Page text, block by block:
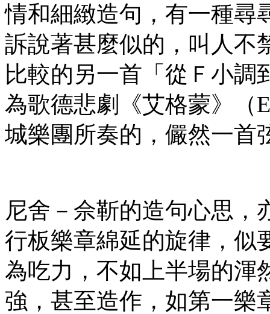
情和細緻造句，有一種尋
訴說著甚麼似的，叫人不
比較的另一首「從Ｆ小調
為歌德悲劇《艾格蒙》
城樂團所奏的，儼然一首
尼舍－佘靳的造句心思，
行板樂章綿延的旋律，似
為吃力，不如上半場的渾
強，甚至造作，如第一樂